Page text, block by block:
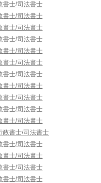
書士/司法書士
書士/司法書士
書士/司法書士
書士/司法書士
書士/司法書士
書士/司法書士
書士/司法書士
書士/司法書士
書士/司法書士
書士/司法書士
書士/司法書士
政書士/司法書士
書士/司法書士
書士/司法書士
書士/司法書士
書士/司法書士